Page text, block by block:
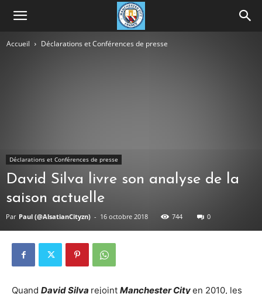
Accueil Déclarations et Conférences de presse
Déclarations et Conférences de presse
David Silva livre son analyse de la
saison actuelle
Par Paul (@AlsatianCityzn) - 16 octobre 2018 744 0
Quand David Silva rejoint Manchester Cityen 2010, les